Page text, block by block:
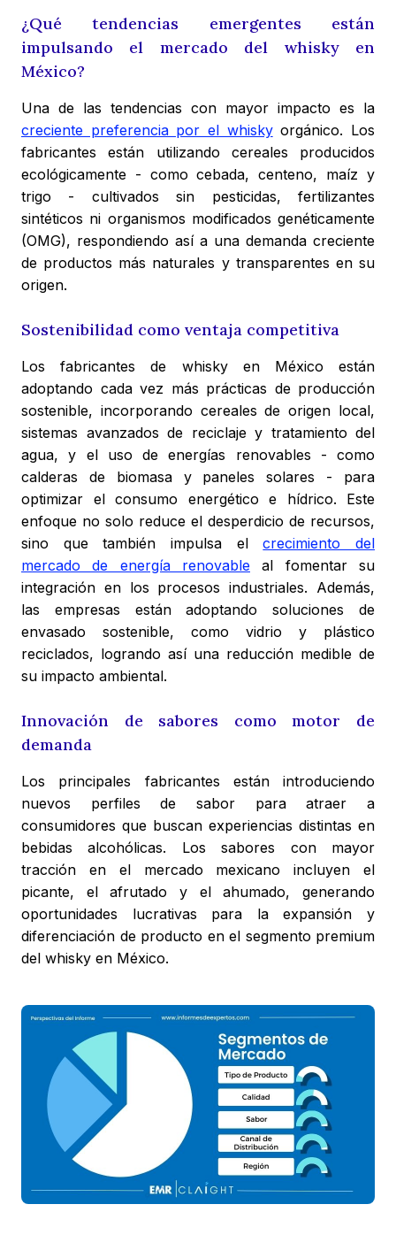
¿Qué tendencias emergentes están
impulsando el mercado del whisky en
México?
Una de las tendencias con mayor impacto es la
creciente preferencia por el whiskyorgánico. Los
fabricantes están utilizando cereales producidos
ecológicamente - como cebada, centeno, maíz y
trigo - cultivados sin pesticidas, fertilizantes
sintéticos ni organismos modificados genéticamente
(OMG), respondiendo así a una demanda creciente
de productos más naturales y transparentes en su
origen.
Sostenibilidad como ventaja competitiva
Los fabricantes de whisky en México están
adoptando cada vez más prácticas de producción
sostenible, incorporando cereales de origen local,
sistemas avanzados de reciclaje y tratamiento del
agua, y el uso de energías renovables - como
calderas de biomasa y paneles solares - para
optimizar el consumo energético e hídrico. Este
enfoque no solo reduce el desperdicio de recursos,
sino que también impulsa elcrecimiento del
mercado de energía renovable al fomentar su
integración en los procesos industriales. Además,
las empresas están adoptando soluciones de
envasado sostenible, como vidrio y plástico
reciclados, logrando así una reducción medible de
su impacto ambiental.
Innovación de sabores como motor de
demanda
Los principales fabricantes están introduciendo
nuevos perfiles de sabor para atraer a
consumidores que buscan experiencias distintas en
bebidas alcohólicas. Los sabores con mayor
tracción en el mercado mexicano incluyen el
picante, el afrutado y el ahumado, generando
oportunidades lucrativas para la expansión y
diferenciación de producto en el segmento premium
del whisky en México.